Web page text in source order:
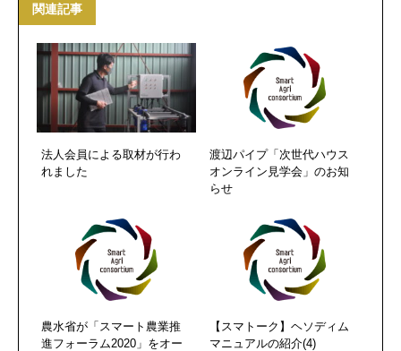
関連記事
法人会員による取材が行わ
れました
渡辺パイプ「次世代ハウス
オンライン見学会」のお知
らせ
農水省が「スマート農業推
進フォーラム2020」をオー
【スマトーク】ヘソディム
マニュアルの紹介(4)